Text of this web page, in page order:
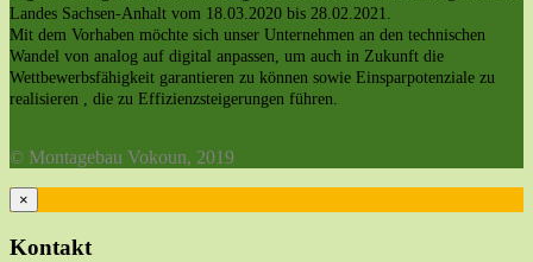
Landes Sachsen-Anhalt vom 18.03.2020 bis 28.02.2021.
Mit dem Vorhaben möchte sich unser Unternehmen an den technischen
Wandel von analog auf digital anpassen, um auch in Zukunft die
Wettbewerbsfähigkeit garantieren zu können sowie Einsparpotenziale zu
realisieren , die zu Effizienzsteigerungen führen.
© Montagebau Vokoun, 2019
×
Kontakt